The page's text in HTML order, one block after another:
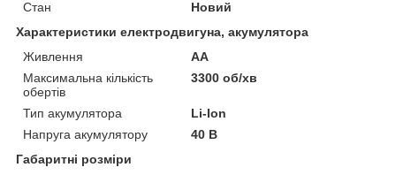
Стан
Новий
Характеристики електродвигуна, акумулятора
Живлення
AA
Максимальна кількість
обертів
3300 об/хв
Тип акумулятора
Li-Ion
Напруга акумулятору
40 В
Габаритні розміри